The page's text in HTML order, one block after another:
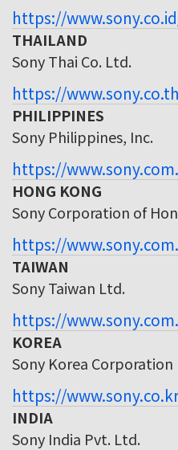
https://
THAILAND
Sony Thai Co. Ltd.
https://
PHILIPPINES
Sony Philippines, Inc.
https://
HONG KONG
Sony Corporation of
https://
TAIWAN
Sony Taiwan Ltd.
https://
KOREA
Sony Korea Corporation
https://
INDIA
Sony India Pvt. Ltd.